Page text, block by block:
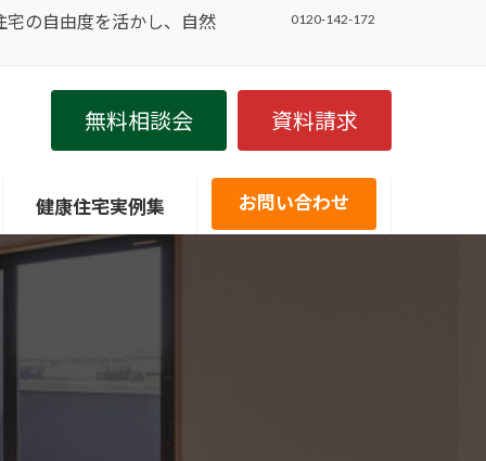
の自由度を活かし、自然 0120-142-172
無料相談会 資料請求
健康住宅実例集 お問い合わせ